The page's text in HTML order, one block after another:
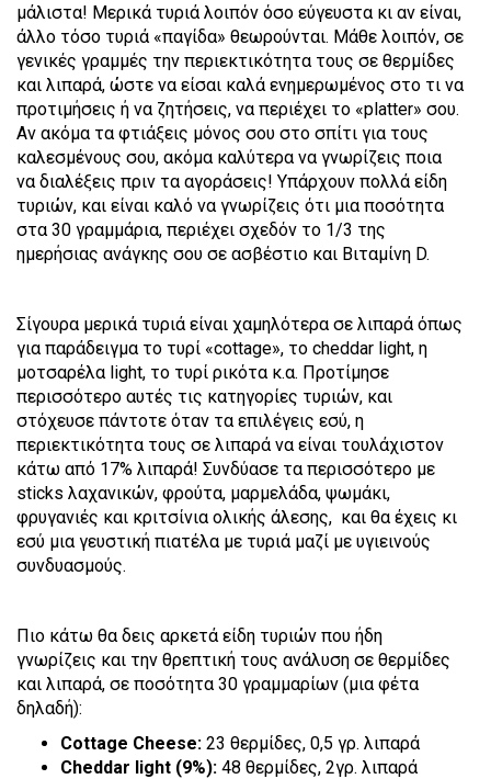
μάλιστα! Μερικά τυριά λοιπόν όσο εύγευστα κι αν είναι,
άλλο τόσο τυριά «παγίδα» θεωρούνται. Μάθε λοιπόν, σε
γενικές γραμμές την περιεκτικότητα τους σε θερμίδες
και λιπαρά, ώστε να είσαι καλά ενημερωμένος στο τι να
προτιμήσεις ή να ζητήσεις, να περιέχει το «platter» σου.
Αν ακόμα τα φτιάξεις μόνος σου στο σπίτι για τους
καλεσμένους σου, ακόμα καλύτερα να γνωρίζεις ποια
να διαλέξεις πριν τα αγοράσεις! Υπάρχουν πολλά είδη
τυριών, και είναι καλό να γνωρίζεις ότι μια ποσότητα
στα 30 γραμμάρια, περιέχει σχεδόν το 1/3 της
ημερήσιας ανάγκης σου σε ασβέστιο και Βιταμίνη D.
Σίγουρα μερικά τυριά είναι χαμηλότερα σε λιπαρά όπως
για παράδειγμα το τυρί «cottage», το cheddar light, η
μοτσαρέλα light, το τυρί ρικότα κ.α. Προτίμησε
περισσότερο αυτές τις κατηγορίες τυριών, και
στόχευσε πάντοτε όταν τα επιλέγεις εσύ, η
περιεκτικότητα τους σε λιπαρά να είναι τουλάχιστον
κάτω από 17% λιπαρά! Συνδύασε τα περισσότερο με
sticks λαχανικών, φρούτα, μαρμελάδα, ψωμάκι,
φρυγανιές και κριτσίνια ολικής άλεσης, και θα έχεις κι
εσύ μια γευστική πιατέλα με τυριά μαζί με υγιεινούς
συνδυασμούς.
Πιο κάτω θα δεις αρκετά είδη τυριών που ήδη
γνωρίζεις και την θρεπτική τους ανάλυση σε θερμίδες
και λιπαρά, σε ποσότητα 30 γραμμαρίων (μια φέτα
δηλαδή):
Cottage Cheese: 23 θερμίδες, 0,5 γρ. λιπαρά
Cheddar light (9%): 48 θερμίδες, 2γρ. λιπαρά